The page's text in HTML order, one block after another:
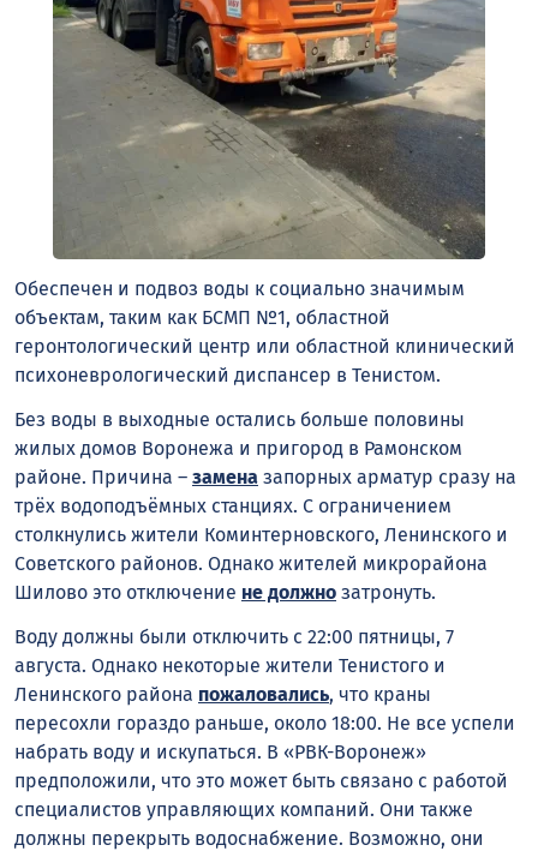
Обеспечен и подвоз воды к социально значимым
объектам, таким как БСМП №1, областной
геронтологический центр или областной клинический
психоневрологический диспансер в Тенистом.
Без воды в выходные остались больше половины
жилых домов Воронежа и пригород в Рамонском
районе. Причина – замена запорных арматур сразу на
трёх водоподъёмных станциях. С ограничением
столкнулись жители Коминтерновского, Ленинского и
Советского районов. Однако жителей микрорайона
Шилово это отключение не должно затронуть.
Воду должны были отключить с 22:00 пятницы, 7
августа. Однако некоторые жители Тенистого и
Ленинского района пожаловались, что краны
пересохли гораздо раньше, около 18:00. Не все успели
набрать воду и искупаться. В «РВК-Воронеж»
предположили, что это может быть связано с работой
специалистов управляющих компаний. Они также
должны перекрыть водоснабжение. Возможно, они